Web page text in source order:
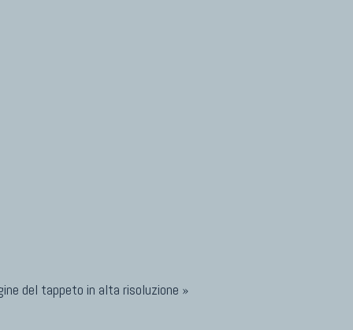
del tappeto in alta risoluzione »